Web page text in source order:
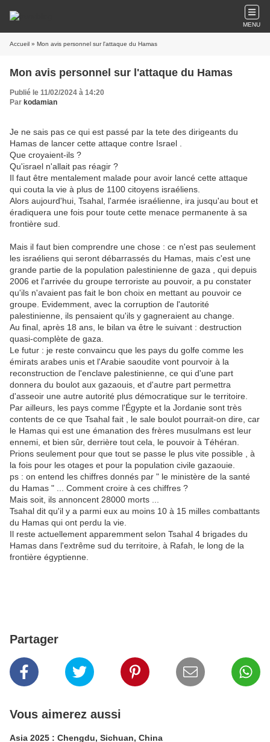
MENU
Accueil » Mon avis personnel sur l'attaque du Hamas
Mon avis personnel sur l'attaque du Hamas
Publié le 11/02/2024 à 14:20
Par kodamian
Je ne sais pas ce qui est passé par la tete des dirigeants du
Hamas de lancer cette attaque contre Israel .
Que croyaient-ils ?
Qu'israel n'allait pas réagir ?
Il faut être mentalement malade pour avoir lancé cette attaque
qui couta la vie à plus de 1100 citoyens israéliens.
Alors aujourd'hui, Tsahal, l'armée israélienne, ira jusqu'au bout et
éradiquera une fois pour toute cette menace permanente à sa
frontière sud.
Mais il faut bien comprendre une chose : ce n'est pas seulement
les israéliens qui seront débarrassés du Hamas, mais c'est une
grande partie de la population palestinienne de gaza , qui depuis
2006 et l'arrivée du groupe terroriste au pouvoir, a pu constater
qu'ils n'avaient pas fait le bon choix en mettant au pouvoir ce
groupe. Evidemment, avec la corruption de l'autorité
palestinienne, ils pensaient qu'ils y gagneraient au change.
Au final, après 18 ans, le bilan va être le suivant : destruction
quasi-complète de gaza.
Le futur : je reste convaincu que les pays du golfe comme les
émirats arabes unis et l'Arabie saoudite vont pourvoir à la
reconstruction de l'enclave palestinienne, ce qui d'une part
donnera du boulot aux gazaouis, et d'autre part permettra
d'asseoir une autre autorité plus démocratique sur le territoire.
Par ailleurs, les pays comme l'Égypte et la Jordanie sont très
contents de ce que Tsahal fait , le sale boulot pourrait-on dire, car
le Hamas qui est une émanation des frères musulmans est leur
ennemi, et bien sûr, derrière tout cela, le pouvoir à Téhéran.
Prions seulement pour que tout se passe le plus vite possible , à
la fois pour les otages et pour la population civile gazaouie.
ps : on entend les chiffres donnés par " le ministère de la santé
du Hamas " ... Comment croire à ces chiffres ?
Mais soit, ils annoncent 28000 morts ...
Tsahal dit qu'il y a parmi eux au moins 10 à 15 milles combattants
du Hamas qui ont perdu la vie.
Il reste actuellement apparemment selon Tsahal 4 brigades du
Hamas dans l'extrême sud du territoire, à Rafah, le long de la
frontière égyptienne.
Partager
Vous aimerez aussi
Asia 2025 : Chengdu, Sichuan, China